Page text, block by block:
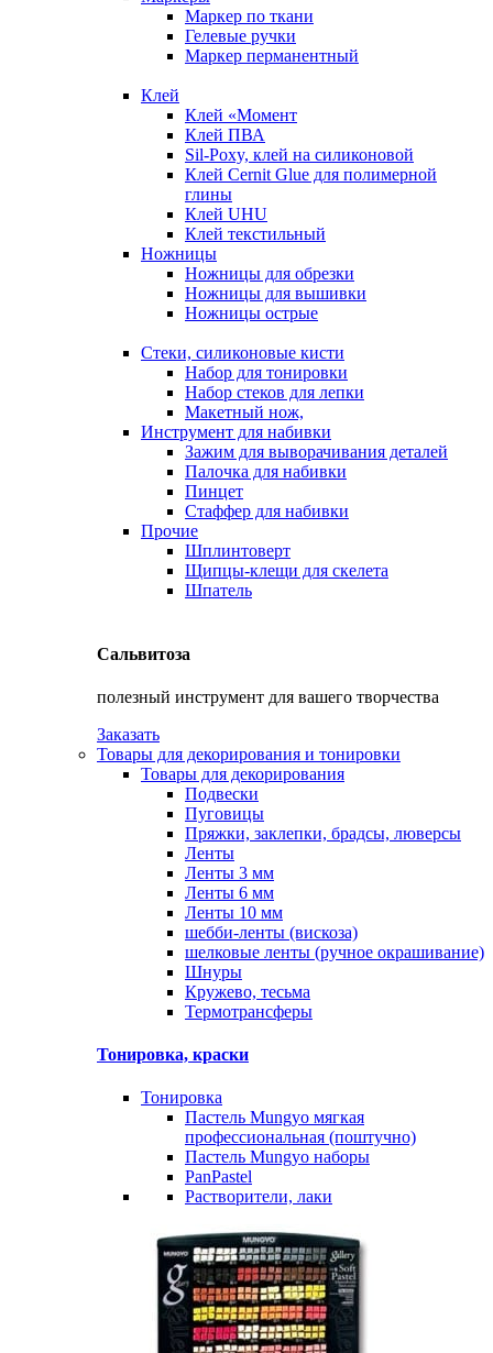
Маркер по ткани
Гелевые ручки
Маркер перманентный
Клей
Клей «Момент
Клей ПВА
Sil-Poxy, клей на силиконовой
Клей Cernit Glue для полимерной
глины
Клей UHU
Клей текстильный
Ножницы
Ножницы для обрезки
Ножницы для вышивки
Ножницы острые
Стеки, силиконовые кисти
Набор для тонировки
Набор стеков для лепки
Макетный нож,
Инструмент для набивки
Зажим для выворачивания деталей
Палочка для набивки
Пинцет
Стаффер для набивки
Прочие
Шплинтоверт
Щипцы-клещи для скелета
Шпатель
Сальвитоза
полезный инструмент для вашего творчества
Заказать
Товары для декорирования и тонировки
Товары для декорирования
Подвески
Пуговицы
Пряжки, заклепки, брадсы, люверсы
Ленты
Ленты 3 мм
Ленты 6 мм
Ленты 10 мм
шебби-ленты (вискоза)
шелковые ленты (ручное окрашивание)
Шнуры
Кружево, тесьма
Термотрансферы
Тонировка, краски
Тонировка
Пастель Mungyo мягкая
профессиональная (поштучно)
Пастель Mungyo наборы
PanPastel
Растворители, лаки